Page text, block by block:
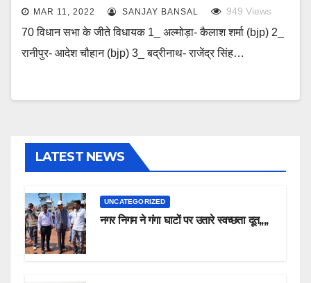
MAR 11, 2022 SANJAY BANSAL 949 Views
70 विधान सभा के जीते विधायक 1_ अल्मोड़ा- कैलाश शर्मा (bjp) 2_
रानीपुर- आदेश चौहान (bjp) 3_ बद्रीनाथ- राजेंद्र सिंह…
LATEST NEWS
UNCATEGORIZED
नगर निगम ने गंगा घाटों पर उतारे स्वच्छता दूत,,,,